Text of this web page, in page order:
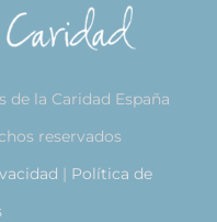
de la Caridad España
reservados
| Política de